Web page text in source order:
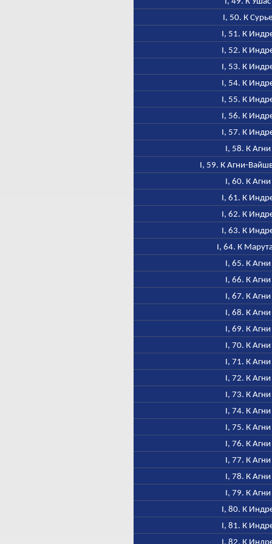
I, 50. К Сурье
I, 51. К
I, 52. К
I, 53. К
I, 54. К
I, 55. К
I, 56. К
I, 57. К
I, 58. К Агни
I, 59. К Агни-
I, 60. К Агни
I, 61. К
I, 62. К
I, 63. К
I, 64. К
I, 65. К Агни
I, 66. К Агни
I, 67. К Агни
I, 68. К Агни
I, 69. К Агни
I, 70. К Агни
I, 71. К Агни
I, 72. К Агни
I, 73. К Агни
I, 74. К Агни
I, 75. К Агни
I, 76. К Агни
I, 77. К Агни
I, 78. К Агни
I, 79. К Агни
I, 80. К
I, 81. К
I, 82. К